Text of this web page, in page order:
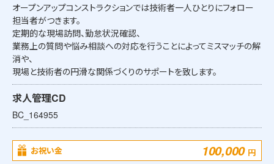
オープンアップコンストラクションでは技術者一人ひとりにフォロー
担当者がつきます。
定期的な現場訪問、勤怠状況確認、
業務上の質問や悩み相談への対応を行うことによってミスマッチの解
消や、
現場と技術者の円滑な関係づくりのサポートを致します。
求人管理CD
BC_164955
お祝い金 100,000 円